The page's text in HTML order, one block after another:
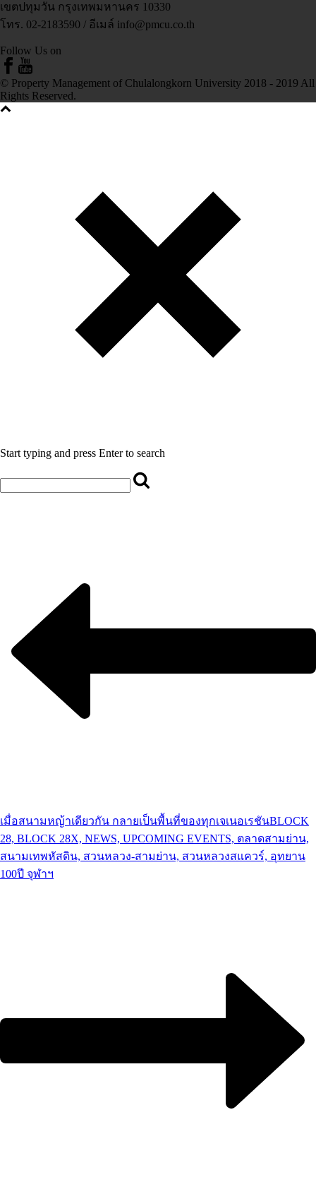
เขตปทุมวัน กรุงเทพมหานคร 10330
โทร. 02-2183590 / อีเมล์ info@pmcu.co.th
Follow Us on
© Property Management of Chulalongkorn University 2018 - 2019 All
Rights Reserved.
Start typing and press Enter to search
เมื่อสนามหญ้าเดียวกัน กลายเป็นพื้นที่ของทุกเจเนอเรชันBLOCK
28, BLOCK 28X, NEWS, UPCOMING EVENTS, ตลาดสามย่าน,
สนามเทพหัสดิน, สวนหลวง-สามย่าน, สวนหลวงสแควร์, อุทยาน
100ปี จุฬาฯ